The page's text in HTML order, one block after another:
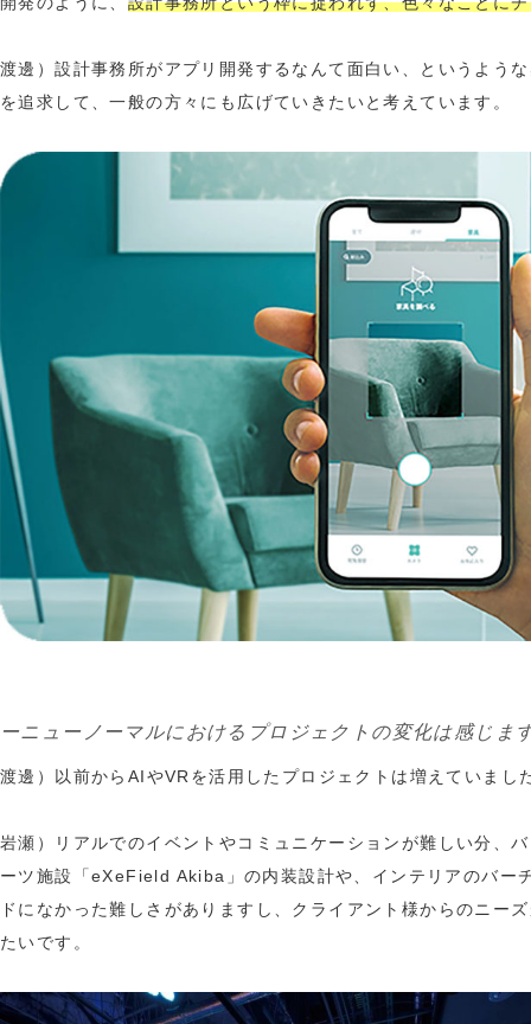
渡邊）設計事務所がアプリ開発するなんて面白い、というよう
を追求して、一般の方々にも広げていきたいと考えています。
ーニューノーマルにおけるプロジェクトの変化は感じま
渡邊）以前からAIやVRを活用したプロジェクトは増えていまし
岩瀬）リアルでのイベントやコミュニケーションが難しい分、
ーツ施設「eXeField Akiba」の内装設計や、インテリアのバー
ドになかった難しさがありますし、クライアント様からのニー
たいです。